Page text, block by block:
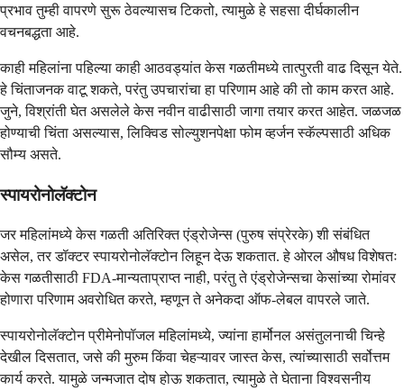
प्रभाव तुम्ही वापरणे सुरू ठेवल्यासच टिकतो, त्यामुळे हे सहसा दीर्घकालीन
वचनबद्धता आहे.
काही महिलांना पहिल्या काही आठवड्यांत केस गळतीमध्ये तात्पुरती वाढ दिसून येते.
हे चिंताजनक वाटू शकते, परंतु उपचारांचा हा परिणाम आहे की तो काम करत आहे.
जुने, विश्रांती घेत असलेले केस नवीन वाढीसाठी जागा तयार करत आहेत. जळजळ
होण्याची चिंता असल्यास, लिक्विड सोल्युशनपेक्षा फोम व्हर्जन स्कॅल्पसाठी अधिक
सौम्य असते.
स्पायरोनोलॅक्टोन
जर महिलांमध्ये केस गळती अतिरिक्त एंड्रोजेन्स (पुरुष संप्रेरके) शी संबंधित
असेल, तर डॉक्टर स्पायरोनोलॅक्टोन लिहून देऊ शकतात. हे ओरल औषध विशेषतः
केस गळतीसाठी FDA-मान्यताप्राप्त नाही, परंतु ते एंड्रोजेन्सचा केसांच्या रोमांवर
होणारा परिणाम अवरोधित करते, म्हणून ते अनेकदा ऑफ-लेबल वापरले जाते.
स्पायरोनोलॅक्टोन प्रीमेनोपॉजल महिलांमध्ये, ज्यांना हार्मोनल असंतुलनाची चिन्हे
देखील दिसतात, जसे की मुरुम किंवा चेहऱ्यावर जास्त केस, त्यांच्यासाठी सर्वोत्तम
कार्य करते. यामुळे जन्मजात दोष होऊ शकतात, त्यामुळे ते घेताना विश्वसनीय